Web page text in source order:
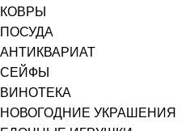
КОВРЫ
ПОСУДА
АНТИКВАРИАТ
СЕЙФЫ
ВИНОТЕКА
НОВОГОДНИЕ УКРАШЕНИЯ